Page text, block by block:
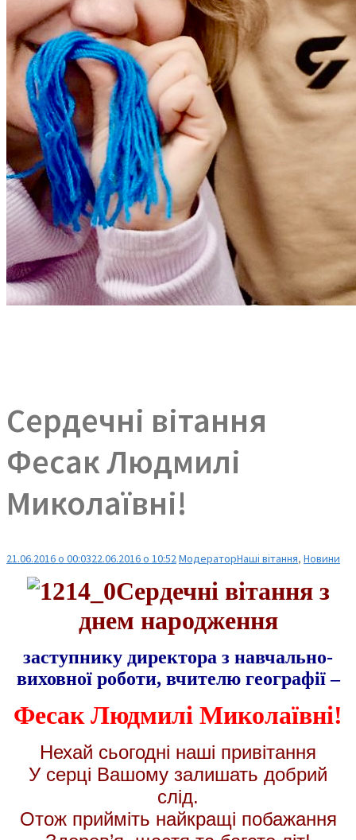
Сердечні вітання
Фесак Людмилі
Миколаївні!
21.06.2016 о 00:0322.06.2016 о 10:52МодераторНаші вітання, Новини
Сердечні вітання з
днем народження
заступнику директора з навчально-
виховної роботи, вчителю географії –
Фесак Людмилі Миколаївні!
Нехай сьогодні наші привітання
У серці Вашому залишать добрий
слід.
Отож прийміть найкращі побажання